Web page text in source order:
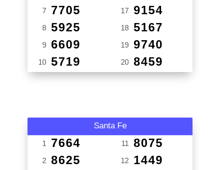
7 7705
8 5925
9 6609
10 5719
17 9154
18 5167
19 9740
20 8459
Santa Fe
1 7664
2 8625
11 8075
12 1449